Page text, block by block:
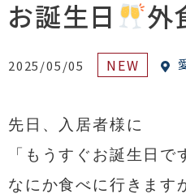
お誕生日 外
2025/05/05 NEW
先日、入居者様に
「もうすぐお誕生日で
なにか食べに行きます